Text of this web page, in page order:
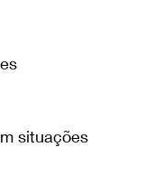
situações